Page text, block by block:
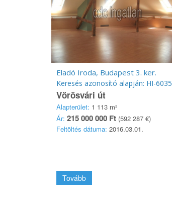
Eladó Iroda, Budapest 3. ker.
Keresés azonosító alapján: HI-6035
Vörösvári út
Alapterület: 1 113 m²
Ár: 215 000 000 Ft (592 287 €)
Feltöltés dátuma: 2016.03.01.
Tovább